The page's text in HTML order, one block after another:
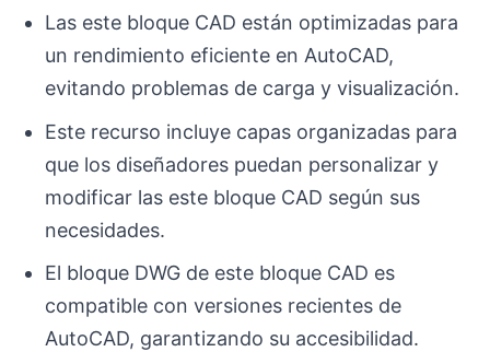
Las este bloque CAD están optimizadas para
un rendimiento eficiente en AutoCAD,
evitando problemas de carga y visualización.
Este recurso incluye capas organizadas para
que los diseñadores puedan personalizar y
modificar las este bloque CAD según sus
necesidades.
El bloque DWG de este bloque CAD es
compatible con versiones recientes de
AutoCAD, garantizando su accesibilidad.